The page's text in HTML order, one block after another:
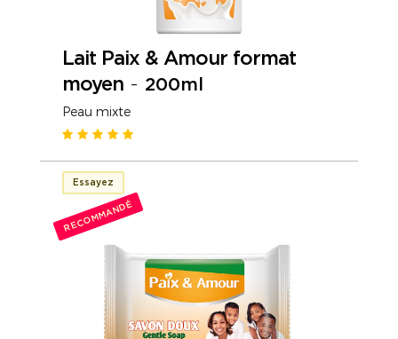
Lait Paix & Amour format
moyen- 200ml
Peau mixte
Essayez
RECOMMANDÉ